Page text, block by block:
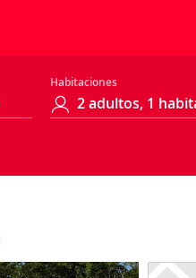
Habitaciones